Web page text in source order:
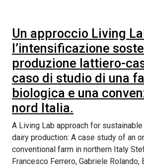
Un approccio Living
l’intensificazione
produzione lattiero-
caso di studio di una
biologica e una
nord Italia.
A Living Lab approach for
dairy production: A case study of an
conventional farm in northern Italy
Francesco Ferrero, Gabriele Rolando,